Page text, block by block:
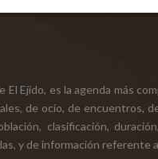
El Ejido, es la agenda más
de ocio, de encuentros,
clasificación,
y de información referente